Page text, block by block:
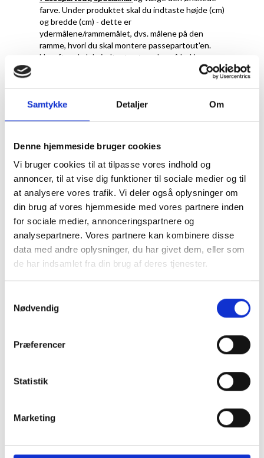
Samtykke Detaljer Om
Denne hjemmeside bruger cookies
Vi bruger cookies til at tilpasse vores indhold og
annoncer, til at vise dig funktioner til sociale medier og til
at analysere vores trafik. Vi deler også oplysninger om
din brug af vores hjemmeside med vores partnere inden
for sociale medier, annonceringspartnere og
analysepartnere. Vores partnere kan kombinere disse
data med andre oplysninger, du har givet dem, eller som
de har indsamlet fra din brug af deres tjenester.
Nødvendig
Præferencer
Statistik
Marketing
farve. Under produktet skal du indtaste højde (cm)
og bredde (cm) - dette er
ydermålene/rammemålet, dvs. målene på den
ramme, hvori du skal montere passepartout'en.
Herefter skal du indtaste størrelse på hul i
Det er vigtigt at fremhæve, at ved passepartout i
efter de oplysningerne du giver os. Det betyder at
du her selv skal tage højde for et overlap til
lave hulmålet samme strørrelse som dit motiv, da
hulmålet 1 cm mindre på hvert led, så du har 5 mm
til fastmomtering.
Ved Passepartout i specialmål er det meste
muligt. Du kan både bestille et passepartout med
flere huller, eller få placering præcis hvor du
ønsker. Vi anbefaler at du som minimum laver en
kant på 2 cm og op efter.
Se eksempler herunder.